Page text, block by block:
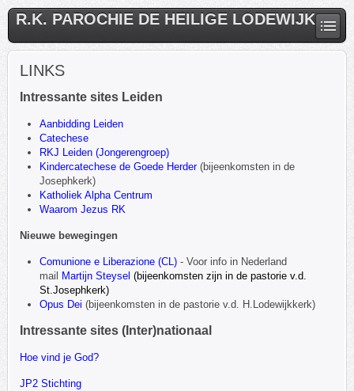
R.K. PAROCHIE DE HEILIGE LODEWIJK
LINKS
Intressante sites Leiden
Aanbidding Leiden
Catechese
RKJ Leiden (Jongerengroep)
Kindercatechese de Goede Herder(bijeenkomsten in de
Josephkerk)
Katholiek Alpha Centrum
Waarom Jezus RK
Nieuwe bewegingen
Comunione e Liberazione (CL) - Voor info in Nederland
mail
Martijn Steysel (bijeenkomsten zijn in de pastorie v.d.
St.Josephkerk)
Opus Dei (bijeenkomsten in de pastorie v.d. H.Lodewijkkerk)
Intressante sites (Inter)nationaal
Hoe vind je God?
JP2 Stichting